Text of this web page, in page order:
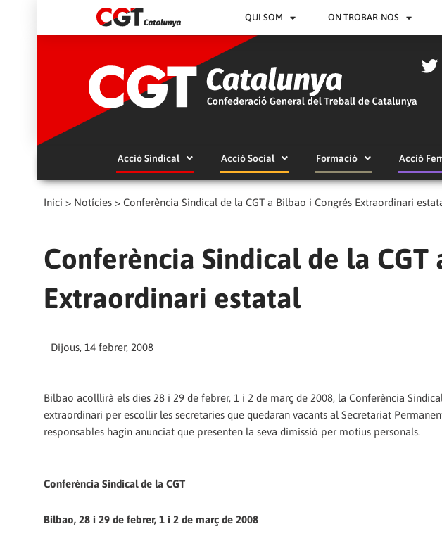
QUI SOM ON TROBAR-NOS
Acció Sindical Acció Social Formació Acció
Inici > Notícies > Conferència Sindical de la CGT a Bilbao i Congrés Extraordinari
Conferència Sindical de la CGT
Extraordinari estatal
Dijous, 14 febrer, 2008
Bilbao acolllirà els dies 28 i 29 de febrer, 1 i 2 de març de 2008, la Conferència
extraordinari per escollir les secretaries que quedaran vacants al Secretariat
responsables hagin anunciat que presenten la seva dimissió per motius personals.
Conferència Sindical de la CGT
Bilbao, 28 i 29 de febrer, 1 i 2 de març de 2008